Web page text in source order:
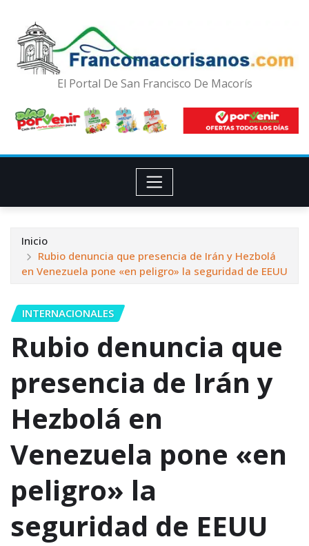
El Portal De San Francisco De Macorís
Inicio
Rubio denuncia que presencia de Irán y Hezbolá
en Venezuela pone «en peligro» la seguridad de EEUU
INTERNACIONALES
Rubio denuncia que
presencia de Irán y
Hezbolá en
Venezuela pone «en
peligro» la
seguridad de EEUU